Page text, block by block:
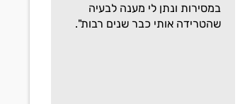
במסירות ונתן לי מענה לבעיה
שהטרידה אותי כבר שנים רבות".